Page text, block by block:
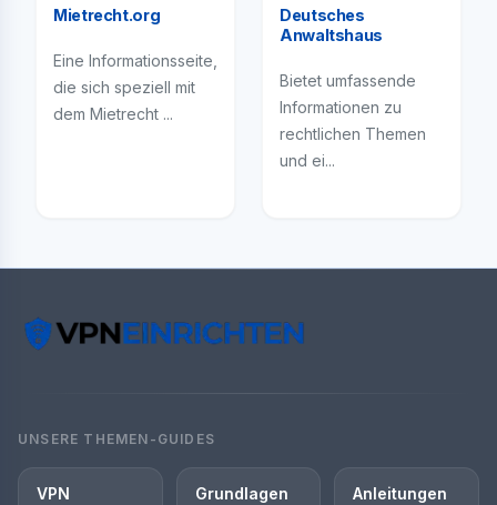
Mietrecht.org
Eine Informationsseite,
die sich speziell mit
dem Mietrecht ...
Deutsches
Anwaltshaus
Bietet umfassende
Informationen zu
rechtlichen Themen
und ei...
UNSERE THEMEN-GUIDES
VPN
Grundlagen
Anleitungen